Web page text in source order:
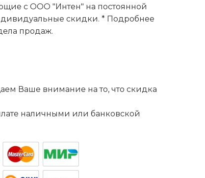
с ООО "Интен" на постоянной
скидки. * Подробнее
продаж.
Ваше внимание на то, что скидка
наличными или банковской